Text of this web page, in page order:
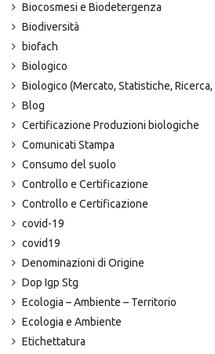
Biocosmesi e Biodetergenza
Biodiversità
biofach
Biologico
Biologico (Mercato, Statistiche, Ricerca,
Blog
Certificazione Produzioni biologiche
Comunicati Stampa
Consumo del suolo
Controllo e Certificazione
Controllo e Certificazione
covid-19
covid19
Denominazioni di Origine
Dop Igp Stg
Ecologia – Ambiente – Territorio
Ecologia e Ambiente
Etichettatura